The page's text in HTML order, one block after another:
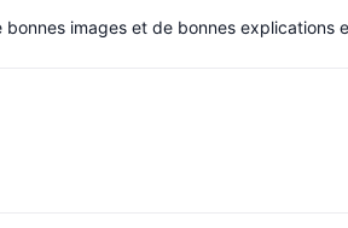
images et de bonnes explications